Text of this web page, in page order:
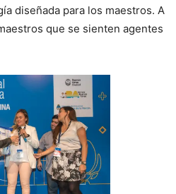
diseñada para los maestros. A
que se sienten agentes